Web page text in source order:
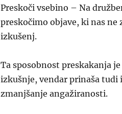
Preskoči vsebino – Na
preskočimo objave, ki nas
izkušenj.
Ta sposobnost preskakanja
izkušnje, vendar prinaša
zmanjšanje angažiranosti.